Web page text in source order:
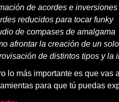
de acordes e inversiones
reducidos para tocar funky
de compases de amalgama
afrontar la creación de un solo
de distintos tipos y la
lo más importante es que vas
para que tú puedas